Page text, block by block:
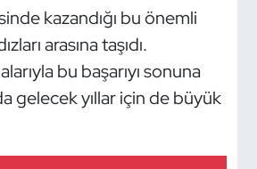
kazandığı bu önemli
arasına taşıdı.
bu başarıyı sonuna
gelecek yıllar için de büyük